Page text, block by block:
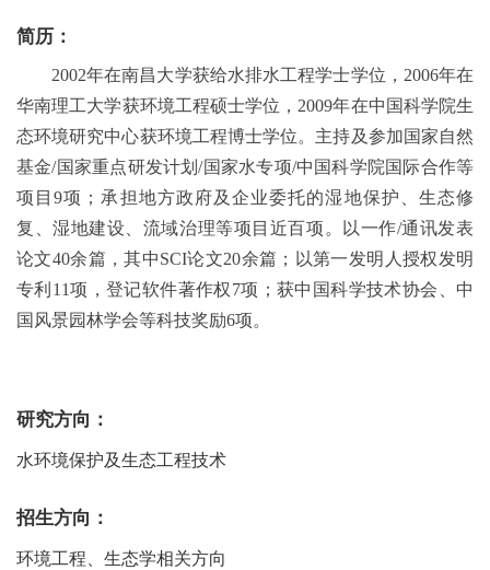
简历：
2002年在南昌大学获给水排水工程学士学位， 2006年在
华南理工大学获环境工程硕士学位，2009年在中国科学院生
态环境研究中心获环境工程博士学位。主持及参加国家自然
基金/国家重点研发计划/国家水专项/中国科学院国际合作等
项目9项；承担地方政府及企业委托的湿地保护、生态修
复、湿地建设、流域治理等项目近百项。以一作/通讯发表
论文40余篇，其中SCI论文20余篇；以第一发明人授权发明
专利 11项，登记软件著作权7项；获中国科学技术协会、中
国风景园林学会等科技奖励6项。
研究方向：
水环境保护及生态工程技术
招生方向：
环境工程、生态学相关方向